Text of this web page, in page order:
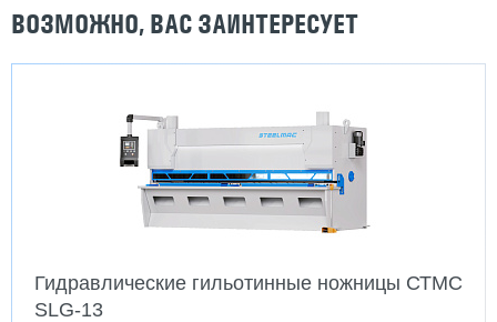
ВОЗМОЖНО, ВАС ЗАИНТЕРЕСУЕТ
Гидравлические гильотинные ножницы СТМС
SLG-13